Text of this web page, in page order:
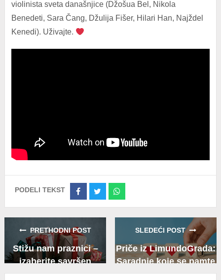
violinista sveta današnjice (Džošua Bel, Nikola
Benedeti, Sara Čang, Džulija Fišer, Hilari Han, Najždel
Kenedi). Uživajte.
PODELI TEKST
Share
Facebook
Share
Twitter
Share
Whatsapp
PRETHODNI POST
Stižu nam praznici –
izaberite savršen
poklon za Novu godinu
SLEDEĆI POST
Priče iz LimundoGrada:
Saradnje koje se pamte